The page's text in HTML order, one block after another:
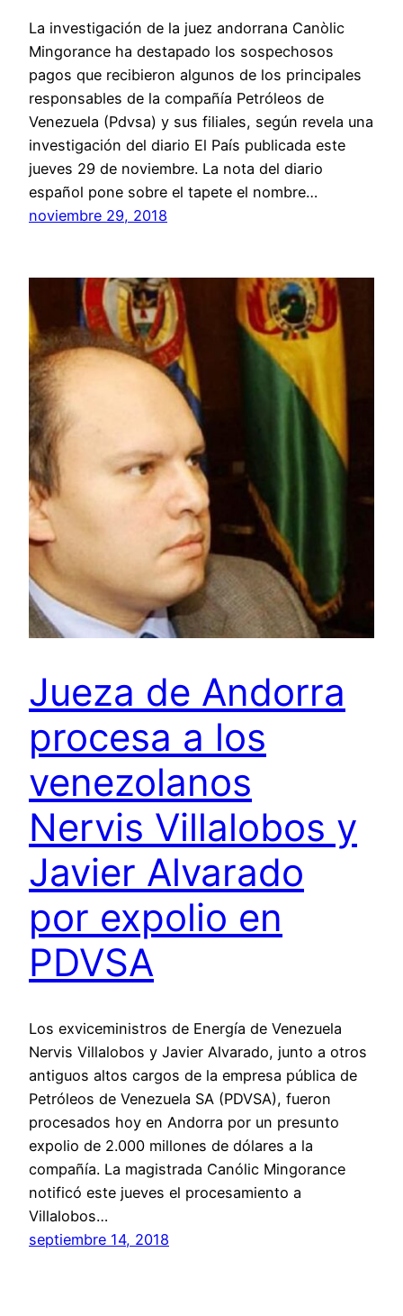
La investigación de la juez andorrana Canòlic
Mingorance ha destapado los sospechosos
pagos que recibieron algunos de los principales
responsables de la compañía Petróleos de
Venezuela (Pdvsa) y sus filiales, según revela una
investigación del diario El País publicada este
jueves 29 de noviembre. La nota del diario
español pone sobre el tapete el nombre…
noviembre 29, 2018
Jueza de Andorra
procesa a los
venezolanos
Nervis Villalobos y
Javier Alvarado
por expolio en
PDVSA
Los exviceministros de Energía de Venezuela
Nervis Villalobos y Javier Alvarado, junto a otros
antiguos altos cargos de la empresa pública de
Petróleos de Venezuela SA (PDVSA), fueron
procesados hoy en Andorra por un presunto
expolio de 2.000 millones de dólares a la
compañía. La magistrada Canólic Mingorance
notificó este jueves el procesamiento a
Villalobos…
septiembre 14, 2018